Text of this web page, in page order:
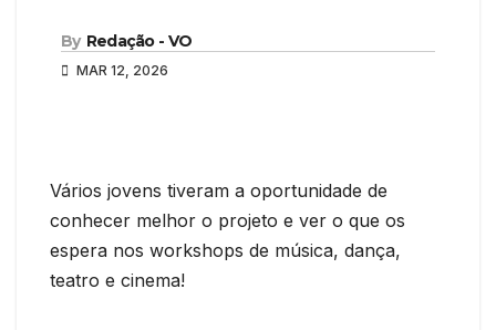
By Redação - VO
MAR 12, 2026
Vários jovens tiveram a oportunidade de
conhecer melhor o projeto e ver o que os
espera nos workshops de música, dança,
teatro e cinema!